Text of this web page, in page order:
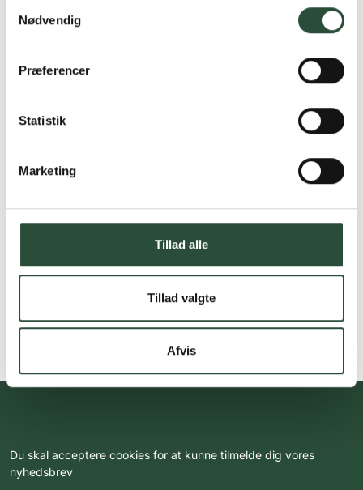
Nødvendig
Præferencer
Statistik
Marketing
Tillad alle
Tillad valgte
Afvis
Du skal acceptere cookies for at kunne tilmelde dig vores
nyhedsbrev